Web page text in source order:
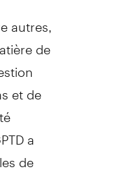
autres,
de
et de
a
de